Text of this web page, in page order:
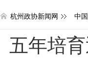
杭州政协新闻网 中
五年培